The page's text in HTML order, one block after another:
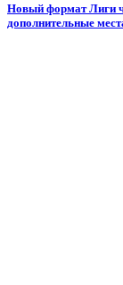
Новый формат Лиги
дополнительные